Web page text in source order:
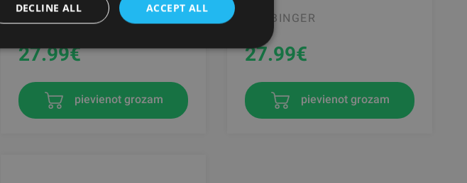
27.99€
pievienot grozam
HARBINGER
27.99€
pievienot grozam
ACCEPT ALL
DECLINE ALL